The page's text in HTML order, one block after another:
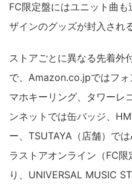
FC限定盤にはユニット曲
ザインのグッズが封入される
ストアごとに異なる先着外
で、Amazon.co.jpではフ
マホキーリング、タワーレ
ンネットでは缶バッジ、
ー、TSUTAYA（店舗）で
ラストアオンライン（FC
り、UNIVERSAL MUSIC